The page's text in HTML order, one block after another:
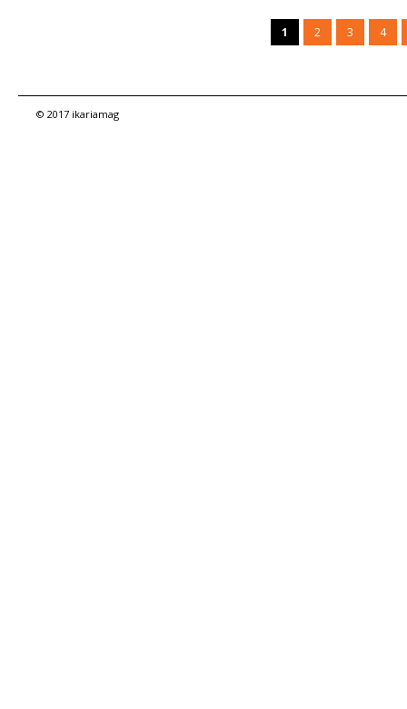
1 2 3 4
© 2017 ikariamag